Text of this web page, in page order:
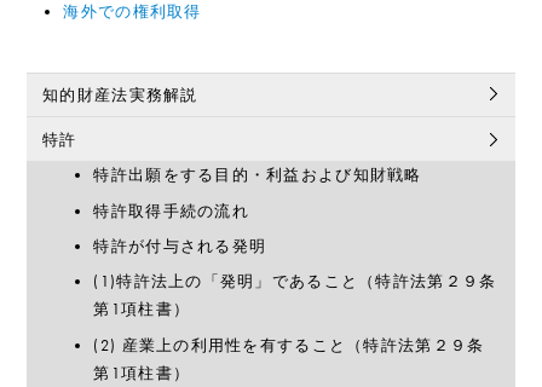
海外での権利取得
知的財産法実務解説
特許
特許出願をする目的・利益および知財戦略
特許取得手続の流れ
特許が付与される発明
(1)特許法上の「発明」であること（特許法第２９条
第1項柱書）
(2) 産業上の利用性を有すること（特許法第２９条
第1項柱書）